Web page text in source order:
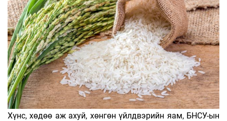
Хүнс, хөдөө аж ахуй, хөнгөн үйлдвэрийн яам, БНСУ-ын